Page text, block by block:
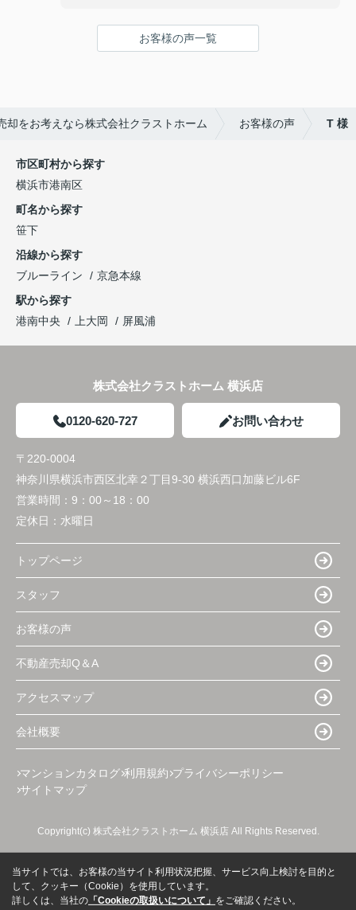
すぐに懐き内覧や手続きも安心して行えました。
次ももし機会あれば是非お願いしたいと思える所で
お客様の声一覧
却をお考えなら株式会社クラストホーム お客様の声 T 様
市区町村から探す
横浜市港南区
町名から探す
笹下
沿線から探す
ブルーライン
京急本線
駅から探す
港南中央
上大岡 屏風浦
株式会社クラストホーム 横浜店
0120-620-727 お問い合わせ
〒220-0004
神奈川県横浜市西区北幸２丁目9-30 横浜西口加藤ビル6F
営業時間： 9：00～18：00
定休日： 水曜日
トップページ
スタッフ
お客様の声
不動産売却Q＆A
アクセスマップ
会社概要
マンションカタログ 利用規約 プライバシーポリシー
サイトマップ
Copyright(c) 株式会社クラストホーム 横浜店 All Rights Reserved.
当サイトでは、お客様の当サイト利用状況把握、サービス向上検討を目的と
して、クッキー（Cookie）を使用しています。
詳しくは、当社の 「Cookieの取扱いについて」 をご確認ください。